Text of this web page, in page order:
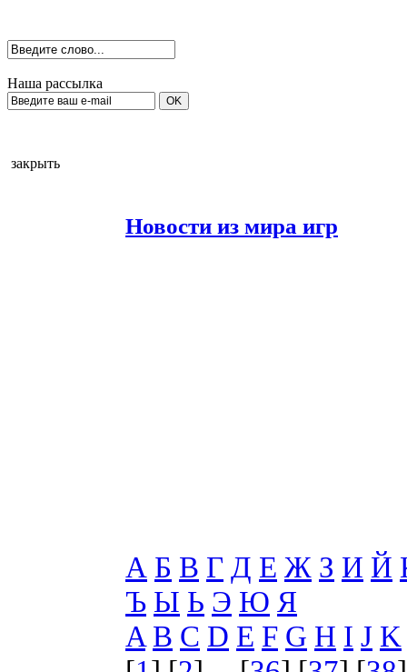
Наша рассылка
закрыть
Новости из мира игр
А Б В Г Д Е Ж З И Й
Ъ Ы Ь Э Ю Я
A B C D E F G H I J K